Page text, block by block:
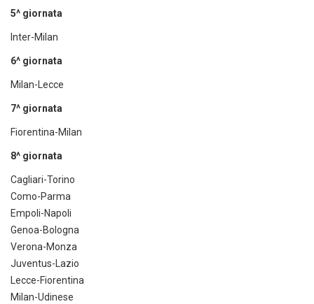
5^ giornata
Inter-Milan
6^ giornata
Milan-Lecce
7^ giornata
Fiorentina-Milan
8^ giornata
Cagliari-Torino
Como-Parma
Empoli-Napoli
Genoa-Bologna
Verona-Monza
Juventus-Lazio
Lecce-Fiorentina
Milan-Udinese